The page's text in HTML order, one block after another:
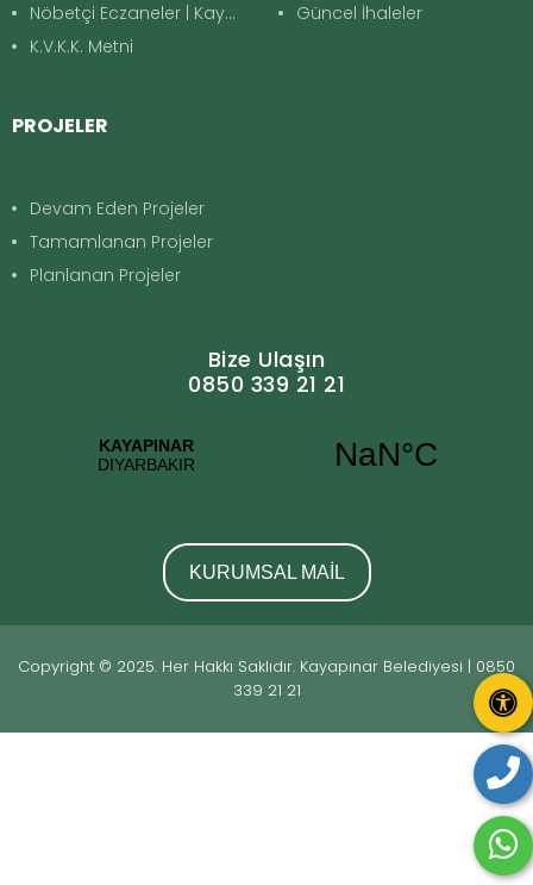
Nöbetçi Eczaneler | Kayapınar
K.V.K.K. Metni
Güncel İhaleler
PROJELER
Devam Eden Projeler
Tamamlanan Projeler
Planlanan Projeler
Bize Ulaşın
0850 339 21 21
KURUMSAL MAİL
Copyright © 2025. Her Hakkı Saklıdır. Kayapınar Belediyesi | 0850
339 21 21